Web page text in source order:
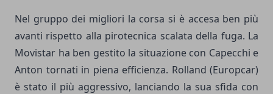
Nel gruppo dei migliori la corsa si è accesa ben più
avanti rispetto alla pirotecnica scalata della fuga. La
Movistar ha ben gestito la situazione con Capecchi e
Anton tornati in piena efficienza. Rolland (Europcar)
è stato il più aggressivo, lanciando la sua sfida con